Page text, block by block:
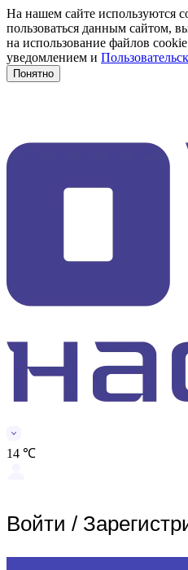
На нашем сайте используются
пользоваться данным сайтом,
на использование файлов
уведомлением и
Понятно
14 ℃
Войти /